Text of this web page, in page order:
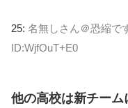
25: 名無しさん＠恐縮で
ID:WjfOuT+E0
他の高校は新チー